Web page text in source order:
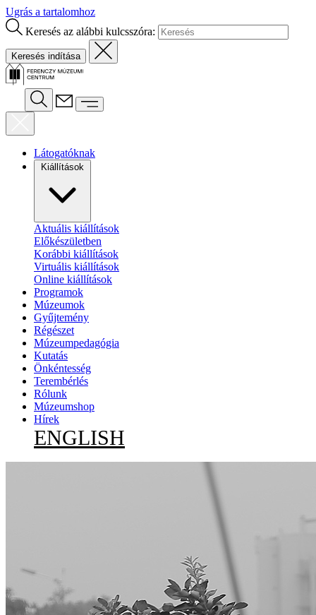
Ugrás a tartalomhoz
Keresés az alábbi kulcsszóra:
Látogatóknak
Kiállítások
Aktuális kiállítások
Előkészületben
Korábbi kiállítások
Virtuális kiállítások
Online kiállítások
Programok
Múzeumok
Gyűjtemény
Régészet
Múzeumpedagógia
Kutatás
Önkéntesség
Terembérlés
Rólunk
Múzeumshop
Hírek
ENGLISH